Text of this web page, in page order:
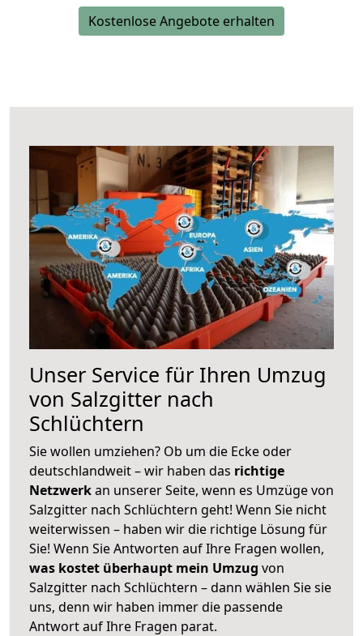
Kostenlose Angebote erhalten
Unser Service für Ihren Umzug
von Salzgitter nach
Schlüchtern
Sie wollen umziehen? Ob um die Ecke oder
deutschlandweit – wir haben das richtige
Netzwerkan unserer Seite, wenn es Umzüge von
Salzgitter nach Schlüchtern geht! Wenn Sie nicht
weiterwissen – haben wir die richtige Lösung für
Sie! Wenn Sie Antworten auf Ihre Fragen wollen,
was kostet überhaupt mein Umzug von
Salzgitter nach Schlüchtern – dann wählen Sie sie
uns, denn wir haben immer die passende
Antwort auf Ihre Fragen parat.